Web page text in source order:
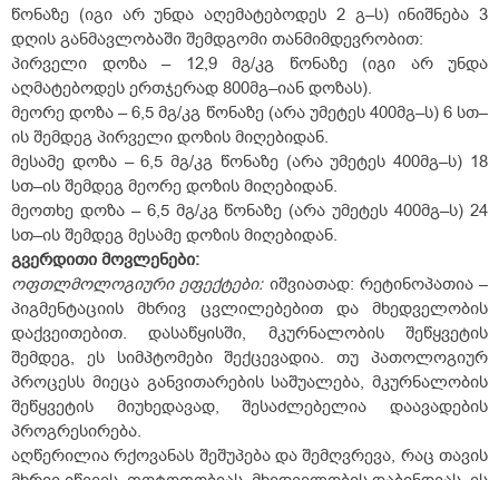
წონაზე (იგი არ უნდა აღემატებოდეს 2 გ–ს) ინიშნება 3
დღის განმავლობაში შემდგომი თანმიმდევრობით:
პირველი დოზა – 12,9 მგ/კგ წონაზე (იგი არ უნდა
აღმატებოდეს ერთჯერად 800მგ–იან დოზას).
მეორე დოზა – 6,5 მგ/კგ წონაზე (არა უმეტეს 400მგ–ს) 6 სთ–
ის შემდეგ პირველი დოზის მიღებიდან.
მესამე დოზა – 6,5 მგ/კგ წონაზე (არა უმეტეს 400მგ–ს) 18
სთ–ის შემდეგ მეორე დოზის მიღებიდან.
მეოთხე დოზა – 6,5 მგ/კგ წონაზე (არა უმეტეს 400მგ–ს) 24
სთ–ის შემდეგ მესამე დოზის მიღებიდან.
გვერდითი მოვლენები:
ოფთლმოლოგიური ეფექტები: იშვიათად: რეტინოპათია –
პიგმენტაციის მხრივ ცვლილებებით და მხედველობის
დაქვეითებით. დასაწყისში, მკურნალობის შეწყვეტის
შემდეგ, ეს სიმპტომები შექცევადია. თუ პათოლოგიურ
პროცესს მიეცა განვითარების საშუალება, მკურნალობის
შეწყვეტის მიუხედავად, შესაძლებელია დაავადების
პროგრესირება.
აღწერილია რქოვანას შეშუპება და შემღვრევა, რაც თავის